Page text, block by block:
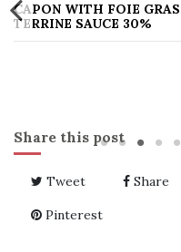
CAPON WITH FOIE GRAS
TERRINE SAUCE 30%
Share this post
Tweet Share
Pinterest